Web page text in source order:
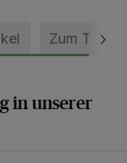
Zum Thema
Welt
in unserer